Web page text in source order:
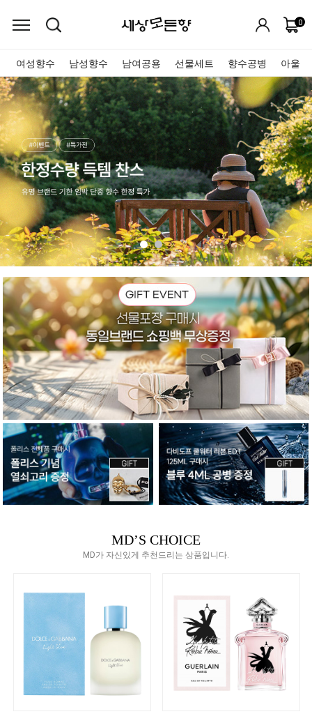
0
여성향수 남성향수 남여공용 선물세트 향수공병 아울렛
MD’S CHOICE
MD가 자신있게 추천드리는 상품입니다.